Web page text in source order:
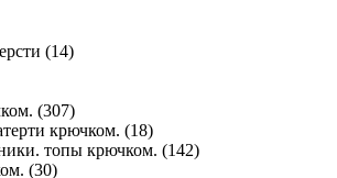
(14)
(307)
крючком. (18)
топы крючком. (142)
(30)